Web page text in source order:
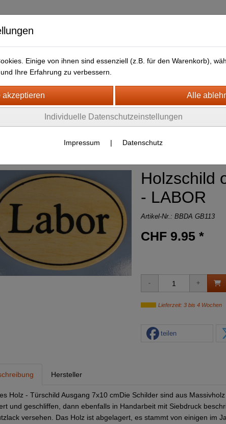
LIEFERFRISTEN ANFAHRTSWEG-GOOGLE MAP
+ HOLZSCHILDER-MAGNETE
ALLER ART UND
Holzschild
- LABOR
Artikel-Nr.: BBDA GB113
CHF 9.95 *
Lieferzeit: 3 bis 4 Wochen
teilen
Hersteller
Holz - Türschild Ausgang 7x10 cmDie Schilder sind aus
und geschliffen, dann ebenfalls in Handarbeit mit Siebdruck
versehen. Das Holz ist abgelagert, es stammt von einigen im
Einige von ihnen sind essenziell (z.B. für den Warenkorb),
Ihre Erfahrung zu verbessern.
Individuelle Datenschutzeinstellungen
Impressum | Datenschutz